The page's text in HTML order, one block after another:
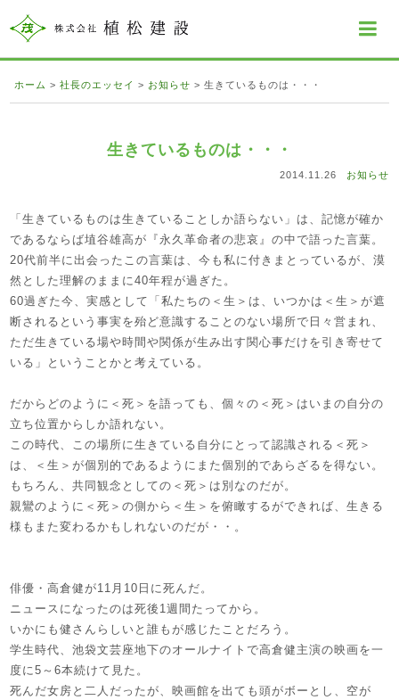
ホーム >社長のエッセイ > お知らせ >生きているものは・・・
生きているものは・・・
2014.11.26 お知らせ
「生きているものは生きていることしか語らない」は、記憶が確か
であるならば埴谷雄高が『永久革命者の悲哀』の中で語った言葉。
20代前半に出会ったこの言葉は、今も私に付きまとっているが、漠
然とした理解のままに40年程が過ぎた。
60過ぎた今、実感として「私たちの＜生＞は、いつかは＜生＞が遮
断されるという事実を殆ど意識することのない場所で日々営まれ、
ただ生きている場や時間や関係が生み出す関心事だけを引き寄せて
いる」ということかと考えている。
だからどのように＜死＞を語っても、個々の＜死＞はいまの自分の
立ち位置からしか語れない。
この時代、この場所に生きている自分にとって認識される＜死＞
は、＜生＞が個別的であるようにまた個別的であらざるを得ない。
もちろん、共同観念としての＜死＞は別なのだが。
親鸞のように＜死＞の側から＜生＞を俯瞰するができれば、生きる
様もまた変わるかもしれないのだが・・。
俳優・高倉健が11月10日に死んだ。
ニュースになったのは死後1週間たってから。
いかにも健さんらしいと誰もが感じたことだろう。
学生時代、池袋文芸座地下のオールナイトで高倉健主演の映画を一
度に5～6本続けて見た。
死んだ女房と二人だったが、映画館を出ても頭がボーとし、空が